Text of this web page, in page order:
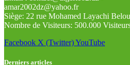
amar2002dz@yahoo.fr
Siège: 22 rue Mohamed Layachi
Nombre de Visiteurs: 500.000
Facebook X (Twitter)YouTube
Derniers articles